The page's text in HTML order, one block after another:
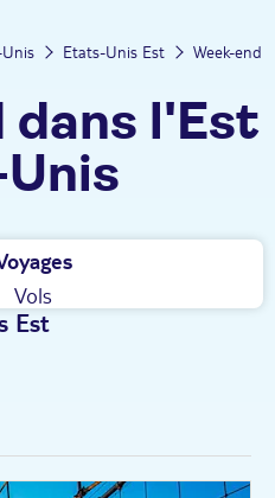
Etats-Unis Est Week-end
dans l'Est
Vols
Est